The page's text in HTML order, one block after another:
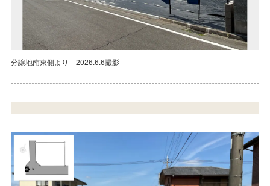
分譲地南側より 2026.6.6撮影
分譲地南東側より 2026.6.6撮影
分譲地南側より 2026.6.6撮影
分譲地南東側より 2026.6.6撮影